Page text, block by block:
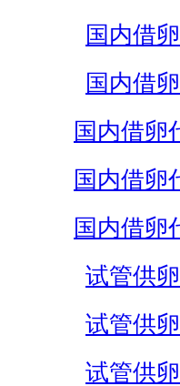
国内借
国内借
国内借卵
国内借卵
国内借卵
试管供
试管供
试管供